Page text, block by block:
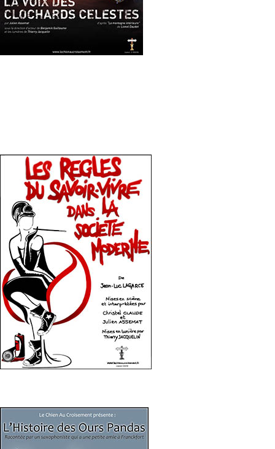
Le dossier Mer & Montagne
Les règles du savoir vivre dans la
société moderne
Télécharger
Le dossier complet
L'affiche HD
Les photos HD
L'histoire des ours pandas